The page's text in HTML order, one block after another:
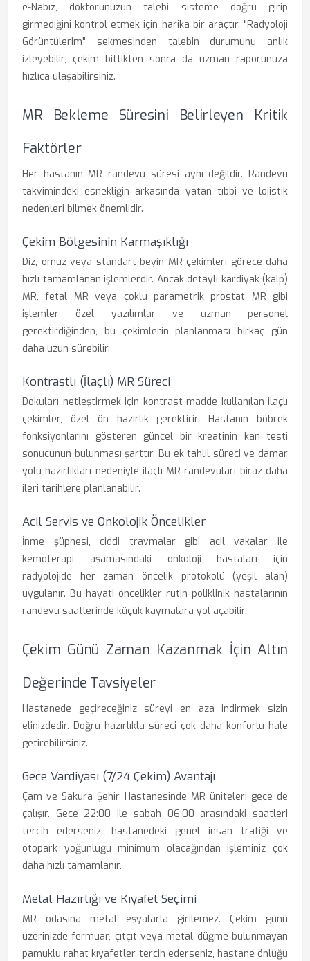
e-Nabız, doktorunuzun talebi sisteme doğru girip
girmediğini kontrol etmek için harika bir araçtır. "Radyoloji
Görüntülerim" sekmesinden talebin durumunu anlık
izleyebilir, çekim bittikten sonra da uzman raporunuza
hızlıca ulaşabilirsiniz.
MR Bekleme Süresini Belirleyen Kritik
Faktörler
Her hastanın MR randevu süresi aynı değildir. Randevu
takvimindeki esnekliğin arkasında yatan tıbbi ve lojistik
nedenleri bilmek önemlidir.
Çekim Bölgesinin Karmaşıklığı
Diz, omuz veya standart beyin MR çekimleri görece daha
hızlı tamamlanan işlemlerdir. Ancak detaylı kardiyak (kalp)
MR, fetal MR veya çoklu parametrik prostat MR gibi
işlemler özel yazılımlar ve uzman personel
gerektirdiğinden, bu çekimlerin planlanması birkaç gün
daha uzun sürebilir.
Kontrastlı (İlaçlı) MR Süreci
Dokuları netleştirmek için kontrast madde kullanılan ilaçlı
çekimler, özel ön hazırlık gerektirir. Hastanın böbrek
fonksiyonlarını gösteren güncel bir kreatinin kan testi
sonucunun bulunması şarttır. Bu ek tahlil süreci ve damar
yolu hazırlıkları nedeniyle ilaçlı MR randevuları biraz daha
ileri tarihlere planlanabilir.
Acil Servis ve Onkolojik Öncelikler
İnme şüphesi, ciddi travmalar gibi acil vakalar ile
kemoterapi aşamasındaki onkoloji hastaları için
radyolojide her zaman öncelik protokolü (yeşil alan)
uygulanır. Bu hayati öncelikler rutin poliklinik hastalarının
randevu saatlerinde küçük kaymalara yol açabilir.
Çekim Günü Zaman Kazanmak İçin Altın
Değerinde Tavsiyeler
Hastanede geçireceğiniz süreyi en aza indirmek sizin
elinizdedir. Doğru hazırlıkla süreci çok daha konforlu hale
getirebilirsiniz.
Gece Vardiyası (7/24 Çekim) Avantajı
Çam ve Sakura Şehir Hastanesinde MR üniteleri gece de
çalışır. Gece 22:00 ile sabah 06:00 arasındaki saatleri
tercih ederseniz, hastanedeki genel insan trafiği ve
otopark yoğunluğu minimum olacağından işleminiz çok
daha hızlı tamamlanır.
Metal Hazırlığı ve Kıyafet Seçimi
MR odasına metal eşyalarla girilemez. Çekim günü
üzerinizde fermuar, çıtçıt veya metal düğme bulunmayan
pamuklu rahat kıyafetler tercih ederseniz, hastane önlüğü